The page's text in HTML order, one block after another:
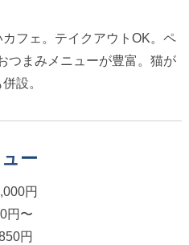
フェ。テイクアウトOK。ペ
つまみメニューが豊富。猫が
設。
ー
円
円〜
円